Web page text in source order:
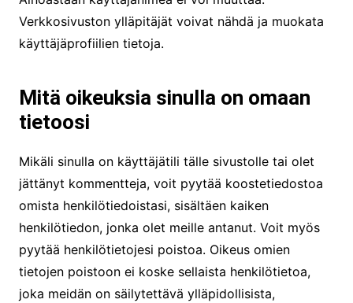
Verkkosivuston ylläpitäjät voivat nähdä ja muokata
käyttäjäprofiilien tietoja.
Mitä oikeuksia sinulla on omaan
tietoosi
Mikäli sinulla on käyttäjätili tälle sivustolle tai olet
jättänyt kommentteja, voit pyytää koostetiedostoa
omista henkilötiedoistasi, sisältäen kaiken
henkilötiedon, jonka olet meille antanut. Voit myös
pyytää henkilötietojesi poistoa. Oikeus omien
tietojen poistoon ei koske sellaista henkilötietoa,
joka meidän on säilytettävä ylläpidollisista,